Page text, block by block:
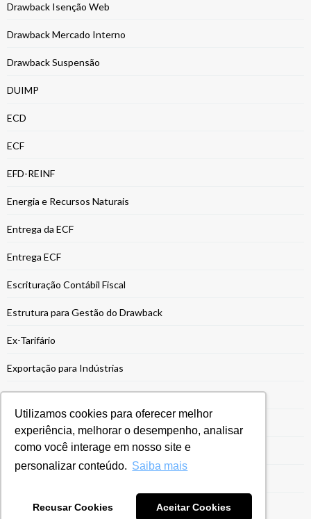
Utilizamos cookies para oferecer melhor
experiência, melhorar o desempenho, analisar
como você interage em nosso site e
personalizar conteúdo. Saiba mais
Recusar Cookies Aceitar Cookies
Drawback Isenção Web
Drawback Mercado Interno
Drawback Suspensão
DUIMP
ECD
ECF
EFD-REINF
Energia e Recursos Naturais
Entrega da ECF
Entrega ECF
Escrituração Contábil Fiscal
Estrutura para Gestão do Drawback
Ex-Tarifário
Exportação para Indústrias
Exportações
Gestão do Drawback
Gestão Tarifária